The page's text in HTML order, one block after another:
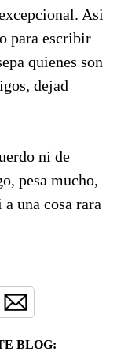
Asi
para escribir
quienes son
dejad
ni de
pesa mucho,
una cosa rara
BLOG: